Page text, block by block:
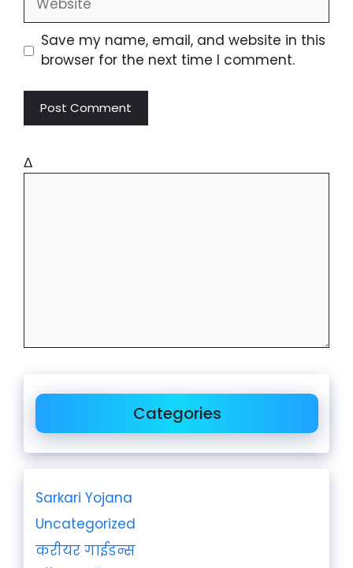
Save my name, email, and website in this
browser for the next time I comment.
Δ
Categories
Sarkari Yojana
Uncategorized
करीयर गाईडन्स